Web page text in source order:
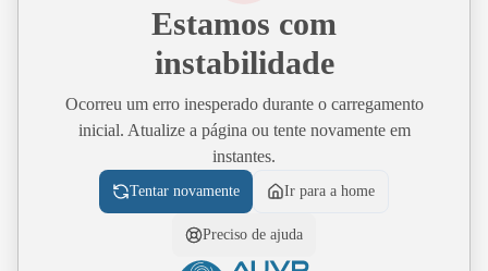
Estamos com
instabilidade
Ocorreu um erro inesperado durante o carregamento
inicial. Atualize a página ou tente novamente em
instantes.
Tentar novamente Ir para a home
Preciso de ajuda